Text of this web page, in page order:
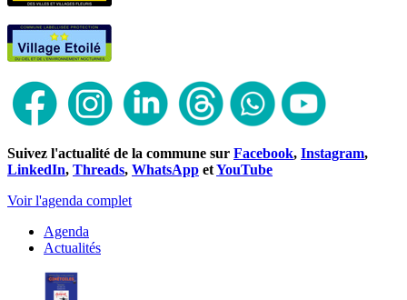
Suivez l'actualité de la commune sur Facebook, Instagram,
LinkedIn, Threads, WhatsApp etYouTube
Voir l'agenda complet
Agenda
Actualités